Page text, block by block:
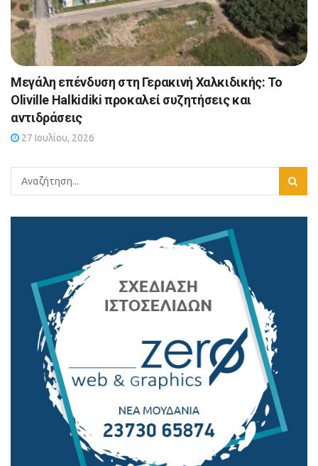
Μεγάλη επένδυση στη Γερακινή Χαλκιδικής: Το
Oliville Halkidiki προκαλεί συζητήσεις και
αντιδράσεις
27 Ιουλίου, 2026